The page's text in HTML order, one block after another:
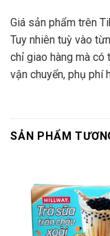
Giá sản phẩm trên
Tuy nhiên tuỳ vào
chỉ giao hàng mà có
vận chuyển, phụ phí
SẢN PHẨM